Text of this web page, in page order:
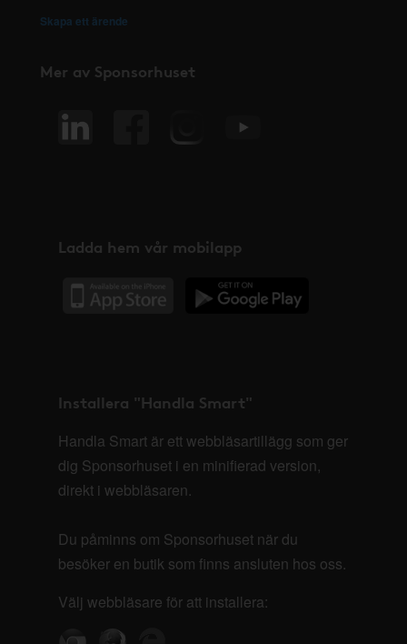
Skapa ett ärende
Mer av Sponsorhuset
Ladda hem vår mobilapp
Installera "Handla Smart"
Handla Smart är ett webbläsartillägg som ger
dig Sponsorhuset i en minifierad version,
direkt i webbläsaren.
Du påminns om Sponsorhuset när du
besöker en butik som finns ansluten hos oss.
Välj webbläsare för att installera: